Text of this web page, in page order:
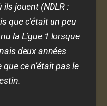
ils jouent (NDLR :
que c’était un peu
la Ligue 1 lorsque
deux années
ce n’était pas le